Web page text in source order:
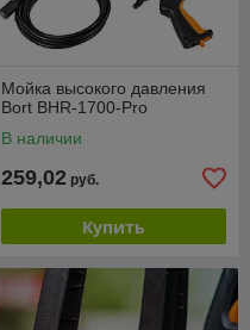
Мойка высокого давления
Bort BHR-1700-Pro
В наличии
259,02 руб.
Купить